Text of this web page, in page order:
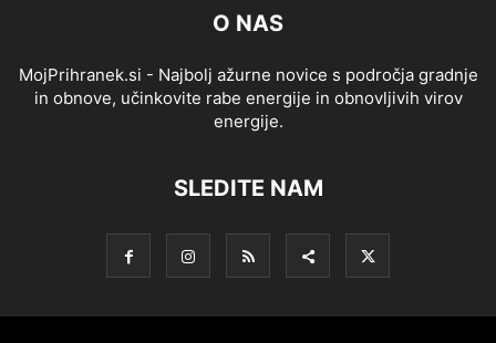
O NAS
MojPrihranek.si - Najbolj ažurne novice s področja gradnje
in obnove, učinkovite rabe energije in obnovljivih virov
energije.
SLEDITE NAM